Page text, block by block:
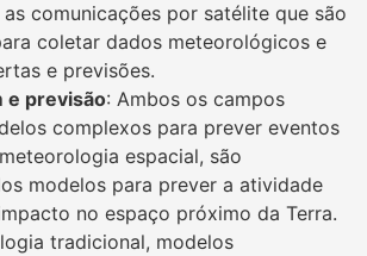
comunicações por satélite que são
coletar dados meteorológicos e
e previsões.
e previsão: Ambos os campos
complexos para prever eventos
espacial, são
modelos para prever a atividade
no espaço próximo da Terra.
tradicional, modelos